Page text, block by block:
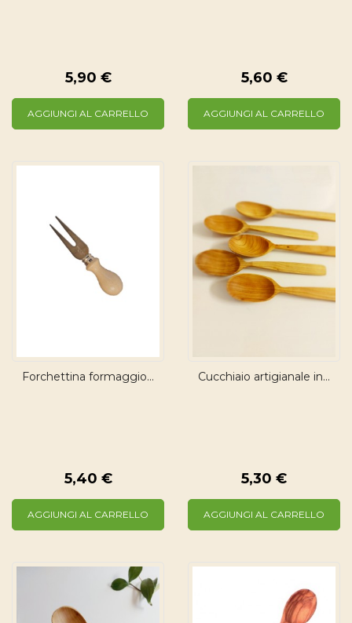
5,90 €
AGGIUNGI AL CARRELLO
5,60 €
AGGIUNGI AL CARRELLO
Forchettina formaggio...
5,40 €
AGGIUNGI AL CARRELLO
Cucchiaio artigianale in...
5,30 €
AGGIUNGI AL CARRELLO